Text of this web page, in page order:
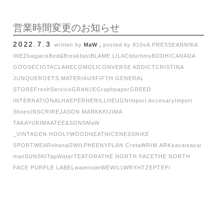
営業時間変更のお知らせ
2022.7.3written byMaW ,posted by810sA.PRESSEANNIKA
INEZbagjack Bed&BreakfastBLAME LILACblurhms BODHICANADA
GOOSECIOTACLANECOMOLICONVERSE ADDICTCRISTINA
JUNQUERO ETS.MATERIAUXFIFTH GENERAL
STOREFreshServiceGRANJEGraphpaperGREED
INTERNATIONAL HAEPER HERILL HEUGN Import AccesaryImport
Shoes INSCRIREJASON MARKKKIJIMA
TAKAYUKI MAATEE&SONSMaW
_VINTAGEN.HOOLYWOODNEATNICENESSNIKE
SPORTWEARoltanaOWIL PHEENYPLAN CretaWRIM.ARKsacaisacai
manSUNSKITapWaterTEATORATHE NORTH FACETHE NORTH
FACE PURPLE LABEL walenodeWEWILL WRYHTZEPTEPI